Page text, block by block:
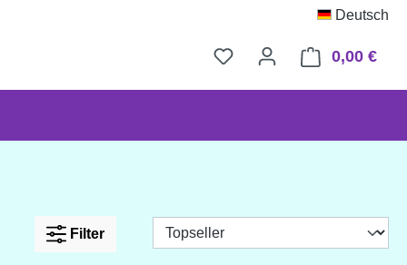
Deutsch
0,00 €
Filter